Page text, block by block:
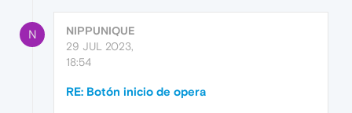
N
NIPPUNIQUE
29 JUL 2023,
18:54
RE: Botón inicio de opera